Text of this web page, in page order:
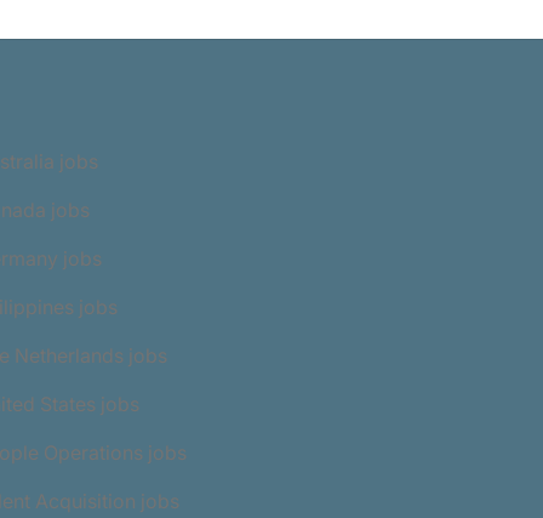
jobs
jobs
jobs
jobs
Netherlands jobs
States jobs
Operations jobs
Acquisition jobs